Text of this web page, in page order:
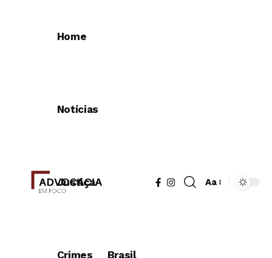
Home
Notícias
Justiça
Crimes Brasil
Aa